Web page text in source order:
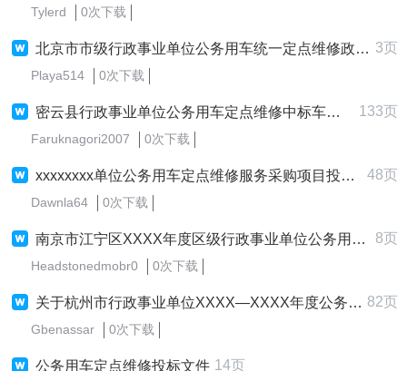
Tylerd 0次下载
北京市市级行政事业单位公务用车统一定点维修政府采购项目 3页
Playa514 0次下载
密云县行政事业单位公务用车定点维修中标车型价格表 133页
Faruknagori2007 0次下载
xxxxxxxx单位公务用车定点维修服务采购项目投标文件模版 48页
Dawnla64 0次下载
南京市江宁区XXXX年度区级行政事业单位公务用车定点维修合同 8页
Headstonedmobr0 0次下载
关于杭州市行政事业单位XXXX—XXXX年度公务用车定点维修 82页
Gbenassar 0次下载
公务用车定点维修投标文件 14页